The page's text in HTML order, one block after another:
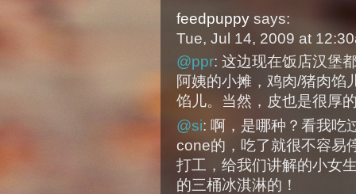
feedpuppy says:
Tue, Jul 14, 2009 at
@ppr: 这边现在饭店汉堡
阿姨的小摊，鸡肉/猪肉馅
馅儿。当然，皮也是很厚
@si: 啊，是哪种？看我吃
cone的，吃了就很不容易
打工，给我们讲解的小女
的三桶冰淇淋的！